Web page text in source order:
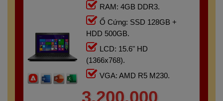
RAM: 4GB DDR3.
Ổ Cứng: SSD 128GB +
HDD 500GB.
LCD: 15.6" HD
(1366x768).
VGA: AMD R5 M230.
3,200,000